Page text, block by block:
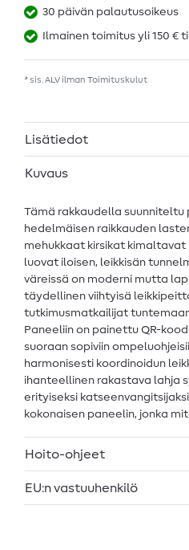
30 päivän palautusoikeus
Ilmainen toimitus yli 150 €
* sis. ALV ilman Toimituskulut
Lisätiedot
Kuvaus
Tämä rakkaudella suunniteltu
hedelmäisen raikkauden
mehukkaat kirsikat
luovat iloisen, leikkisän
väreissä on moderni mutta
täydellinen viihtyisä
tutkimusmatkailijat
Paneeliin on painettu QR-
suoraan sopiviin
harmonisesti koordinoidun
ihanteellinen rakastava lahja
erityiseksi
kokonaisen paneelin, jonka
Hoito-ohjeet
EU:n vastuuhenkilö